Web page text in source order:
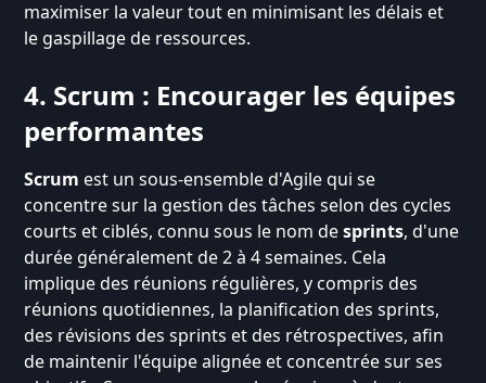
maximiser la valeur tout en minimisant les délais et
le gaspillage de ressources.
4. Scrum : Encourager les équipes
performantes
Scrum est un sous-ensemble d'Agile qui se
concentre sur la gestion des tâches selon des cycles
courts et ciblés, connu sous le nom desprints, d'une
durée généralement de 2 à 4 semaines. Cela
implique des réunions régulières, y compris des
réunions quotidiennes, la planification des sprints,
des révisions des sprints et des rétrospectives, afin
de maintenir l'équipe alignée et concentrée sur ses